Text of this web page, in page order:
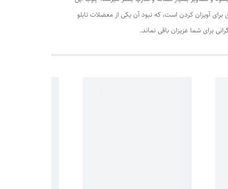
متر میباشد و دارای شیار های بزرگ و عمیق برای آویزان کردن است، که نبود آن یکی از معضلات تابلو
برای شما عزیزان باقی نماند.